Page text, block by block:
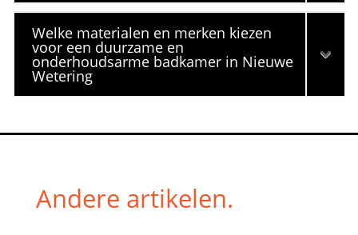
Welke materialen en merken kiezen
voor een duurzame en
onderhoudsarme badkamer in Nieuwe
Wetering
Andere artikelen.